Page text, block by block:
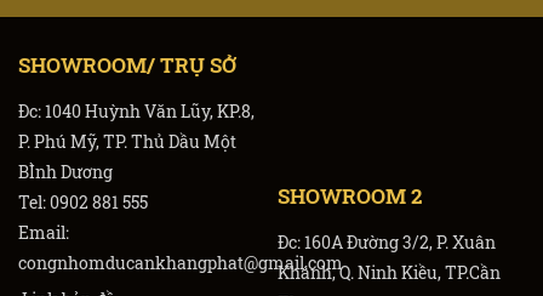
SHOWROOM/ TRỤ SỞ
Đc: 1040 Huỳnh Văn Lũy, KP.8,
P. Phú Mỹ, TP. Thủ Dầu Một
BÌnh Dương
Tel: 0902 881 555
Email:
congnhomducankhangphat@gmail.com
SHOWROOM 2
Đc: 160A Đường 3/2, P. Xuân
Khánh, Q. Ninh Kiều, TP.Cần